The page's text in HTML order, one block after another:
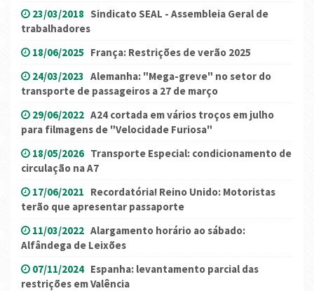
23/03/2018 Sindicato SEAL - Assembleia Geral de
trabalhadores
18/06/2025 França: Restrições de verão 2025
24/03/2023 Alemanha: "Mega-greve" no setor do
transporte de passageiros a 27 de março
29/06/2022 A24 cortada em vários troços em julho
para filmagens de "Velocidade Furiosa"
18/05/2026 Transporte Especial: condicionamento de
circulação na A7
17/06/2021 Recordatória! Reino Unido: Motoristas
terão que apresentar passaporte
11/03/2022 Alargamento horário ao sábado:
Alfândega de Leixões
07/11/2024 Espanha: levantamento parcial das
restrições em Valência